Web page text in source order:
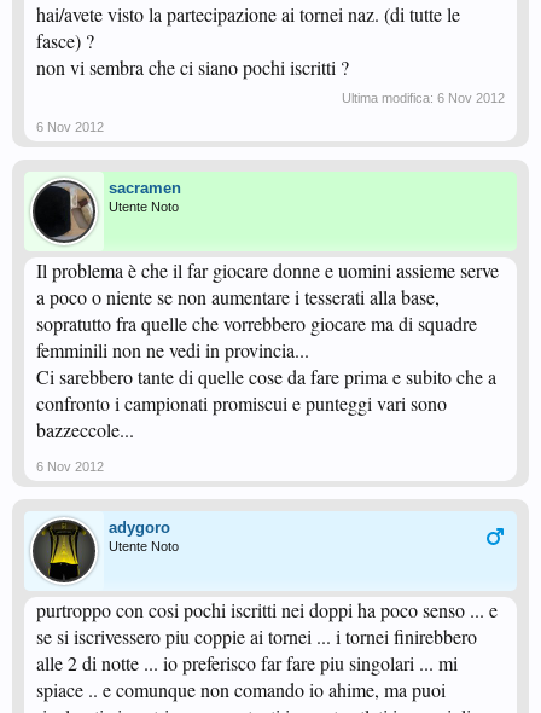
hai/avete visto la partecipazione ai tornei naz. (di tutte le
fasce) ?
non vi sembra che ci siano pochi iscritti ?
Ultima modifica: 6 Nov 2012
6 Nov 2012
sacramen
Utente Noto
Il problema è che il far giocare donne e uomini assieme serve
a poco o niente se non aumentare i tesserati alla base,
sopratutto fra quelle che vorrebbero giocare ma di squadre
femminili non ne vedi in provincia...
Ci sarebbero tante di quelle cose da fare prima e subito che a
confronto i campionati promiscui e punteggi vari sono
bazzeccole...
6 Nov 2012
adygoro
Utente Noto
purtroppo con cosi pochi iscritti nei doppi ha poco senso ... e
se si iscrivessero piu coppie ai tornei ... i tornei finirebbero
alle 2 di notte ... io preferisco far fare piu singolari ... mi
spiace .. e comunque non comando io ahime, ma puoi